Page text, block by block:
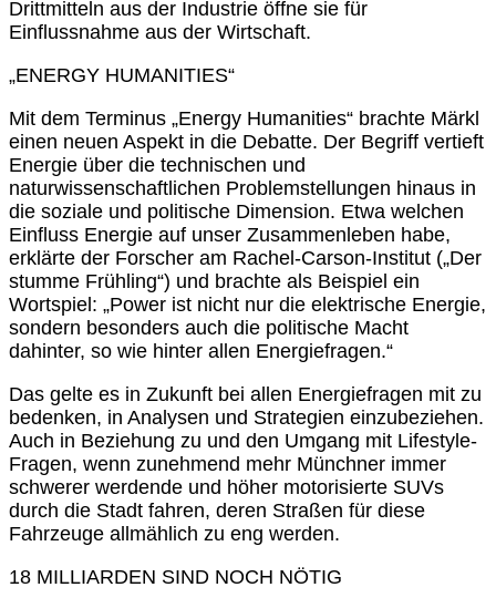
Drittmitteln aus der Industrie öffne sie für
Einflussnahme aus der Wirtschaft.
„ENERGY HUMANITIES“
Mit dem Terminus „Energy Humanities“ brachte Märkl
einen neuen Aspekt in die Debatte. Der Begriff vertieft
Energie über die technischen und
naturwissenschaftlichen Problemstellungen hinaus in
die soziale und politische Dimension. Etwa welchen
Einfluss Energie auf unser Zusammenleben habe,
erklärte der Forscher am Rachel-Carson-Institut („Der
stumme Frühling“) und brachte als Beispiel ein
Wortspiel: „Power ist nicht nur die elektrische Energie,
sondern besonders auch die politische Macht
dahinter, so wie hinter allen Energiefragen.“
Das gelte es in Zukunft bei allen Energiefragen mit zu
bedenken, in Analysen und Strategien einzubeziehen.
Auch in Beziehung zu und den Umgang mit Lifestyle-
Fragen, wenn zunehmend mehr Münchner immer
schwerer werdende und höher motorisierte SUVs
durch die Stadt fahren, deren Straßen für diese
Fahrzeuge allmählich zu eng werden.
18 MILLIARDEN SIND NOCH NÖTIG